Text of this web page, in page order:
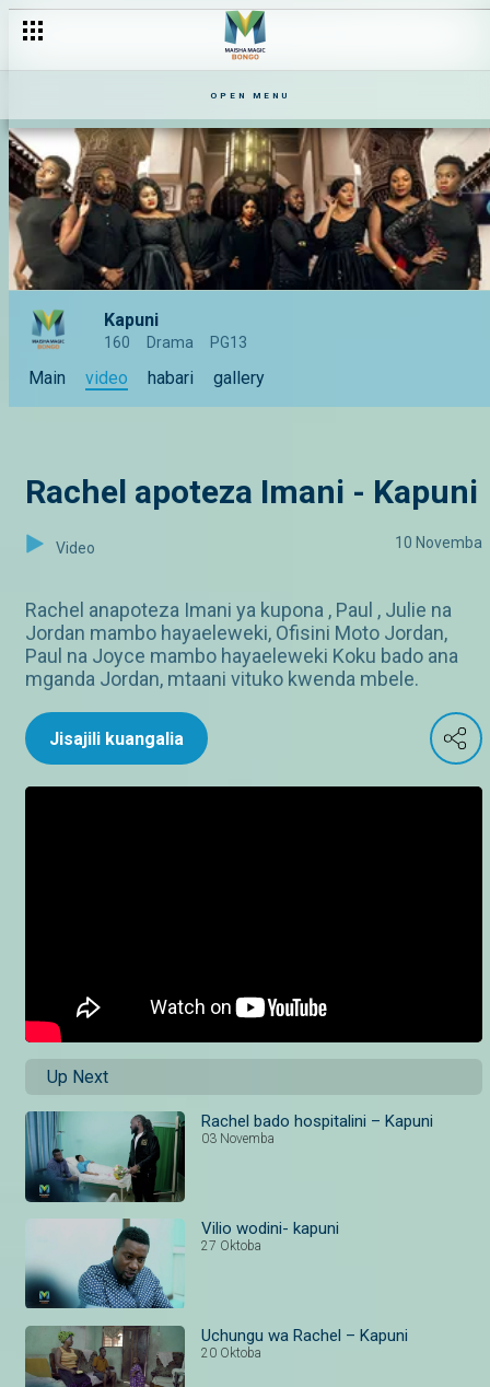
OPEN MENU
Kapuni
160 Drama PG13
Main video habari gallery
Rachel apoteza Imani - Kapuni
Video 10 Novemba
Rachel anapoteza Imani ya kupona , Paul , Julie na
Jordan mambo hayaeleweki, Ofisini Moto Jordan,
Paul na Joyce mambo hayaeleweki Koku bado ana
mganda Jordan, mtaani vituko kwenda mbele.
Jisajili kuangalia
Up Next
Rachel bado hospitalini – Kapuni
03 Novemba
Vilio wodini- kapuni
27 Oktoba
Uchungu wa Rachel – Kapuni
20 Oktoba